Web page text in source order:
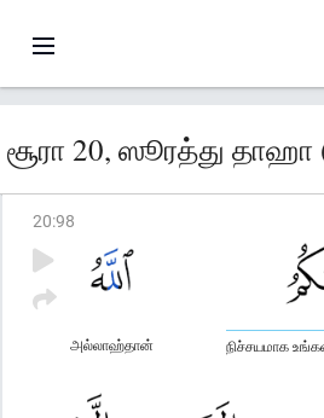
சூரா 20, ஸூரத்து
20:98
நிச்சயமாக
அல்லாஹ்தான்